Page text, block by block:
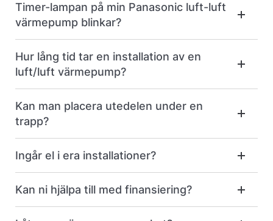
Timer-lampan på min Panasonic luft-luft
värmepump blinkar?
Hur lång tid tar en installation av en
luft/luft värmepump?
Kan man placera utedelen under en
trapp?
Ingår el i era installationer?
Kan ni hjälpa till med finansiering?